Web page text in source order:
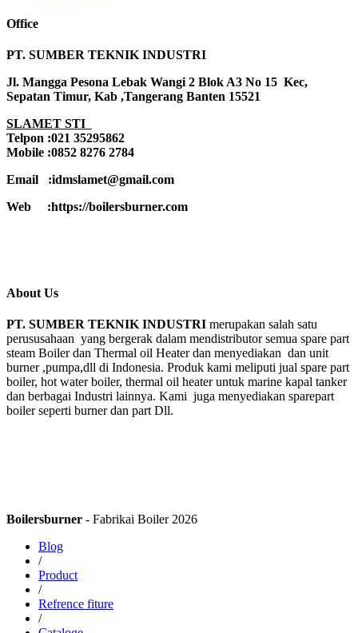
Office
PT. SUMBER TEKNIK INDUSTRI
Jl. Mangga Pesona Lebak Wangi 2 Blok A3 No 15 Kec,
Sepatan Timur, Kab ,Tangerang Banten 15521
SLAMET STI
Telpon :021 35295862
Mobile :0852 8276 2784
Email :idmslamet@gmail.com
Web :https://boilersburner.com
About Us
PT. SUMBER TEKNIK INDUSTRI merupakan salah satu
perususahaan yang bergerak dalam mendistributor semua spare part
steam Boiler dan Thermal oil Heater dan menyediakan dan unit
burner ,pumpa,dll di Indonesia. Produk kami meliputi jual spare part
boiler, hot water boiler, thermal oil heater untuk marine kapal tanker
dan berbagai Industri lainnya. Kami juga menyediakan sparepart
boiler seperti burner dan part Dll.
Boilersburner - Fabrikai Boiler 2026
Blog
/
Product
/
Refrence fiture
/